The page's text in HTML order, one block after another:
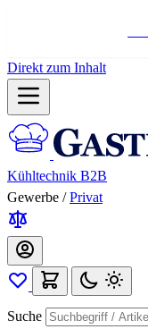
Direkt zum Inhalt
Kühltechnik B2B
Gewerbe / Privat
Suche